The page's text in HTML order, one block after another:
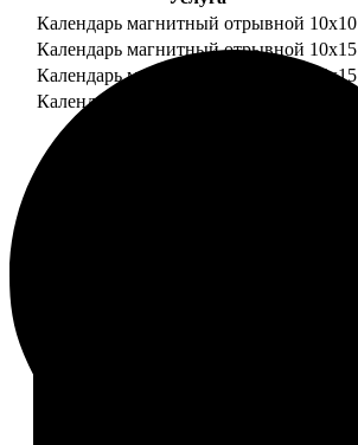
Календарь магнитный отрывной 10x10
Календарь магнитный отрывной 10x15
Календарь магнитный отрывной 15x15
Календарь магнитный отрывной 15x20